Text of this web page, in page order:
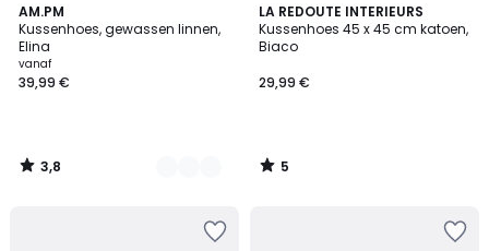
AM.PM
Kussenhoes, gewassen linnen,
Elina
vanaf
39,99 €
3,8
/ 5
12
Kleuren
3,8
/
LA REDOUTE INTERIEURS
Kussenhoes 45 x 45 cm katoen,
Biaco
29,99 €
5
/
5
5
/